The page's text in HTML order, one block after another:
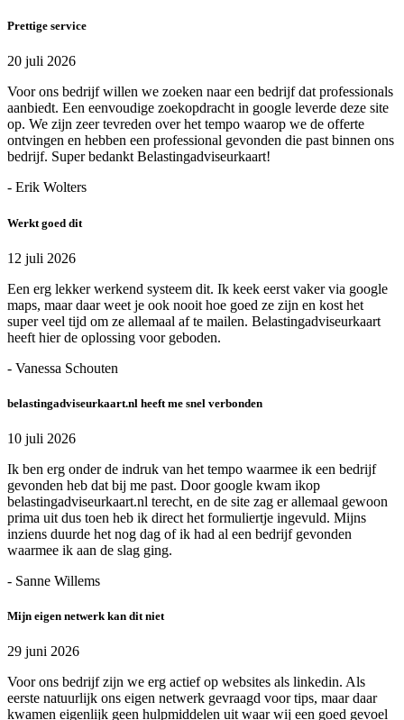
Prettige service
20 juli 2026
Voor ons bedrijf willen we zoeken naar een bedrijf dat professionals
aanbiedt. Een eenvoudige zoekopdracht in google leverde deze site
op. We zijn zeer tevreden over het tempo waarop we de offerte
ontvingen en hebben een professional gevonden die past binnen ons
bedrijf. Super bedankt Belastingadviseurkaart!
- Erik Wolters
Werkt goed dit
12 juli 2026
Een erg lekker werkend systeem dit. Ik keek eerst vaker via google
maps, maar daar weet je ook nooit hoe goed ze zijn en kost het
super veel tijd om ze allemaal af te mailen. Belastingadviseurkaart
heeft hier de oplossing voor geboden.
- Vanessa Schouten
belastingadviseurkaart.nl heeft me snel verbonden
10 juli 2026
Ik ben erg onder de indruk van het tempo waarmee ik een bedrijf
gevonden heb dat bij me past. Door google kwam ikop
belastingadviseurkaart.nl terecht, en de site zag er allemaal gewoon
prima uit dus toen heb ik direct het formuliertje ingevuld. Mijns
inziens duurde het nog dag of ik had al een bedrijf gevonden
waarmee ik aan de slag ging.
- Sanne Willems
Mijn eigen netwerk kan dit niet
29 juni 2026
Voor ons bedrijf zijn we erg actief op websites als linkedin. Als
eerste natuurlijk ons eigen netwerk gevraagd voor tips, maar daar
kwamen eigenlijk geen hulpmiddelen uit waar wij een goed gevoel